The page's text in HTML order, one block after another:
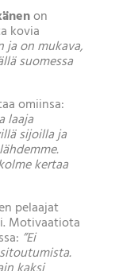
on
kovia
ja on mukava,
suomessa
omiinsa:
laaja
sijoilla ja
kertaa
pelaajat
Motivaatiota
”Ei